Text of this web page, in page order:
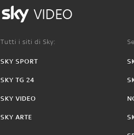
VIDEO
Tutti i siti di Sky:
SKY SPORT
SKY TG 24
SKY VIDEO
SKY ARTE